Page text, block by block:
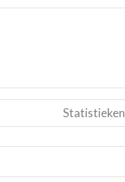
Statistieken